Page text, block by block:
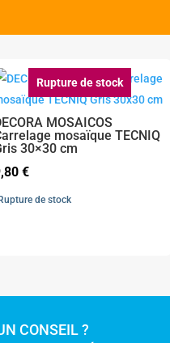
Rupture de stock
MOSAICOS
mosaïque TECNIQ
30×30 cm
€
Rupture de stock
CONSEIL ?